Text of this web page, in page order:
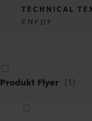
TECHNICAL
EN PDF
Produkt Flyer (1)